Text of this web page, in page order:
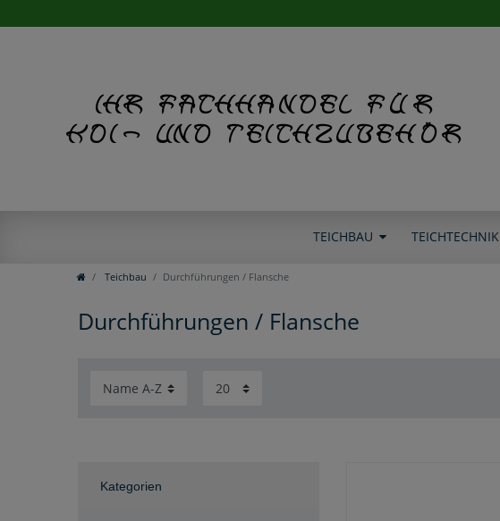
Ihr Fachhandel für
Koi- und Teichzubehör
TEICHBAU TEICHTECHNIK
Teichbau Durchführungen / Flansche
Durchführungen / Flansche
Kategorien